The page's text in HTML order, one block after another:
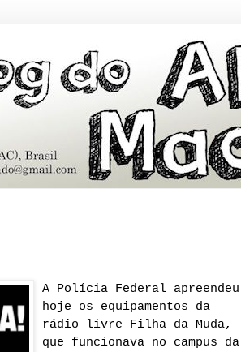
A Polícia Federal apreendeu
hoje os equipamentos da
rádio livre Filha da Muda,
que funcionava no campus da